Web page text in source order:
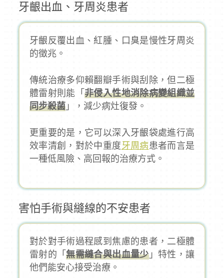
牙齦出血、牙周炎患者
牙齦反覆出血、紅腫、口臭是慢性牙周炎
的徵兆。
傳統治療多仰賴翻瓣手術與刮除，但二極
體雷射則能「非侵入性地消除病變組織並
同步殺菌」，減少病灶復發。
更重要的是，它可以深入牙齦袋處進行高
效率清創，對於中重度 牙周病患者而言是
一種低風險、高回報的治療方式。
害怕手術與縫線的不安患者
對於對手術過程感到焦慮的患者，二極體
雷射的「無需縫合與出血量少」特性，讓
他們能安心接受治療。